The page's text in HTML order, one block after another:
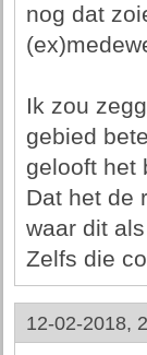
nog dat
Ik zou
gebied
gelooft het
Dat het de
waar dit
Zelfs die
12-02-2018,